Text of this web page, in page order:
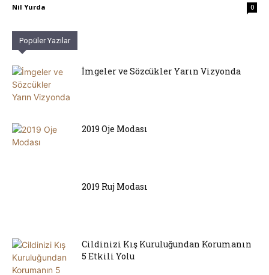
Nil Yurda 0
Popüler Yazılar
İmgeler ve Sözcükler Yarın Vizyonda
2019 Oje Modası
2019 Ruj Modası
Cildinizi Kış Kuruluğundan Korumanın
5 Etkili Yolu